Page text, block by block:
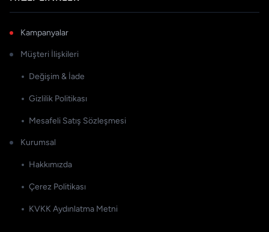
Kampanyalar
Müşteri İlişkileri
Değişim & İade
Gizlilik Politikası
Mesafeli Satış Sözleşmesi
Kurumsal
Hakkımızda
Çerez Politikası
KVKK Aydınlatma Metni